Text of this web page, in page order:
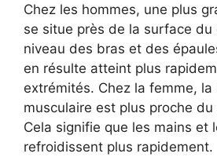
Chez les hommes, une plus
se situe près de la surface du
niveau des bras et des
en résulte atteint plus
extrémités. Chez la femme, la
musculaire est plus proche
Cela signifie que les mains et
refroidissent plus rapidement.